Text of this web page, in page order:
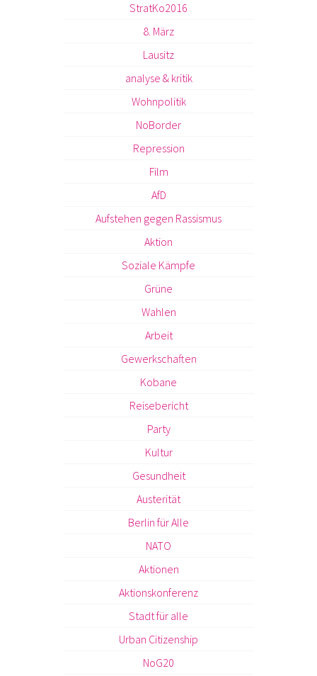
StratKo2016
8. März
Lausitz
analyse & kritik
Wohnpolitik
NoBorder
Repression
Film
AfD
Aufstehen gegen Rassismus
Aktion
Soziale Kämpfe
Grüne
Wahlen
Arbeit
Gewerkschaften
Kobane
Reisebericht
Party
Kultur
Gesundheit
Austerität
Berlin für Alle
NATO
Aktionen
Aktionskonferenz
Stadt für alle
Urban Citizenship
NoG20